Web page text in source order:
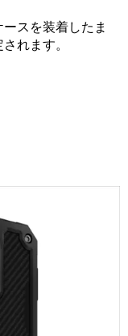
スを装着したま
れます。